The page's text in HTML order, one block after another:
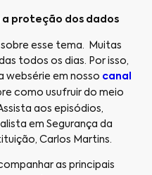
proteção dos dados
esse tema. Muitas
todos os dias. Por isso,
websérie em nosso canal
como usufruir do meio
aos episódios,
em Segurança da
Carlos Martins.
as principais